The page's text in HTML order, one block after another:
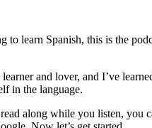
to learn Spanish, this is the
and lover, and I’ve
in the language.
along while you listen,